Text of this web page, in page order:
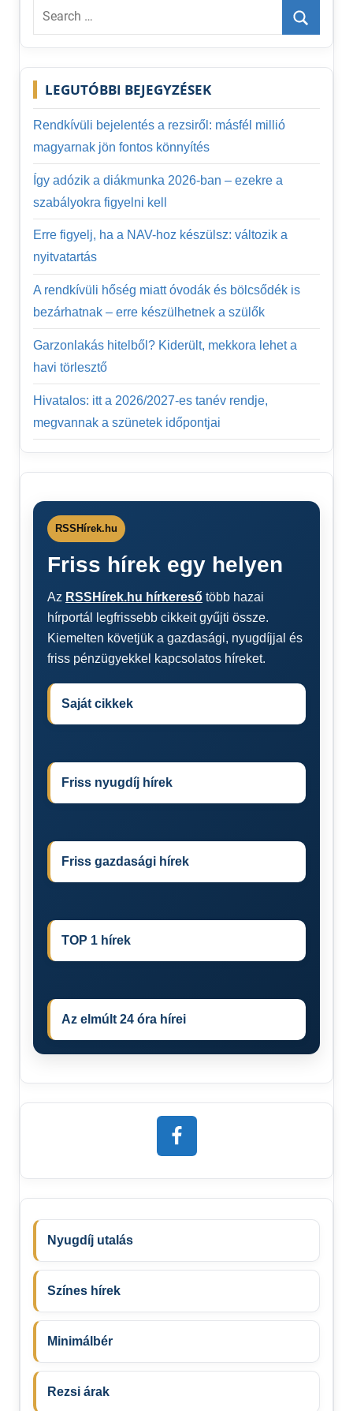
Search
Search
LEGUTÓBBI BEJEGYZÉSEK
Rendkívüli bejelentés a rezsiről: másfél millió
magyarnak jön fontos könnyítés
Így adózik a diákmunka 2026-ban – ezekre a
szabályokra figyelni kell
Erre figyelj, ha a NAV-hoz készülsz: változik a
nyitvatartás
A rendkívüli hőség miatt óvodák és bölcsődék is
bezárhatnak – erre készülhetnek a szülők
Garzonlakás hitelből? Kiderült, mekkora lehet a
havi törlesztő
Hivatalos: itt a 2026/2027-es tanév rendje,
megvannak a szünetek időpontjai
RSSHírek.hu
Friss hírek egy helyen
Az RSSHírek.hu hírkereső több hazai
hírportál legfrissebb cikkeit gyűjti össze.
Kiemelten követjük a gazdasági, nyugdíjjal és
friss pénzügyekkel kapcsolatos híreket.
Saját cikkek
Friss nyugdíj hírek
Friss gazdasági hírek
TOP 1 hírek
Az elmúlt 24 óra hírei
Nyugdíj utalás
Színes hírek
Minimálbér
Rezsi árak